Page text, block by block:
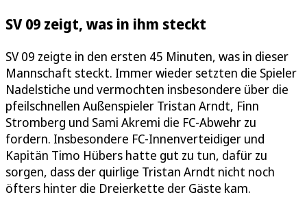
SV 09 zeigt, was in ihm steckt
SV 09 zeigte in den ersten 45 Minuten, was in dieser
Mannschaft steckt. Immer wieder setzten die Spieler
Nadelstiche und vermochten insbesondere über die
pfeilschnellen Außenspieler Tristan Arndt, Finn
Stromberg und Sami Akremi die FC-Abwehr zu
fordern. Insbesondere FC-Innenverteidiger und
Kapitän Timo Hübers hatte gut zu tun, dafür zu
sorgen, dass der quirlige Tristan Arndt nicht noch
öfters hinter die Dreierkette der Gäste kam.